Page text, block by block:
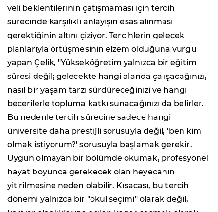
veli beklentilerinin çatışmaması için tercih
sürecinde karşılıklı anlayışın esas alınması
gerektiğinin altını çiziyor. Tercihlerin gelecek
planlarıyla örtüşmesinin elzem olduğuna vurgu
yapan Çelik, "Yükseköğretim yalnızca bir eğitim
süresi değil; gelecekte hangi alanda çalışacağınızı,
nasıl bir yaşam tarzı sürdüreceğinizi ve hangi
becerilerle topluma katkı sunacağınızı da belirler.
Bu nedenle tercih sürecine sadece hangi
üniversite daha prestijli sorusuyla değil, 'ben kim
olmak istiyorum?' sorusuyla başlamak gerekir.
Uygun olmayan bir bölümde okumak, profesyonel
hayat boyunca gerekecek olan heyecanın
yitirilmesine neden olabilir. Kısacası, bu tercih
dönemi yalnızca bir "okul seçimi" olarak değil,